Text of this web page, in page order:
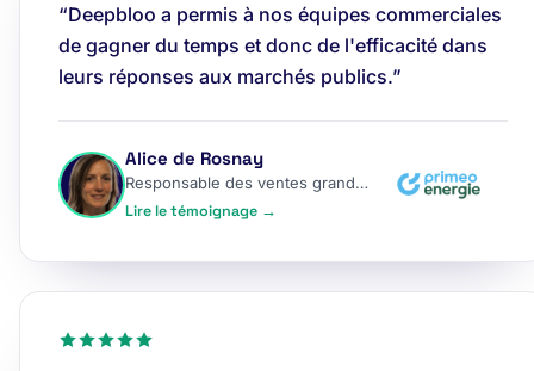
“Deepbloo a permis à nos équipes commerciales
de gagner du temps et donc de l'efficacité dans
leurs réponses aux marchés publics.”
Alice de Rosnay
Responsable des ventes grands comptes
Lire le témoignage →